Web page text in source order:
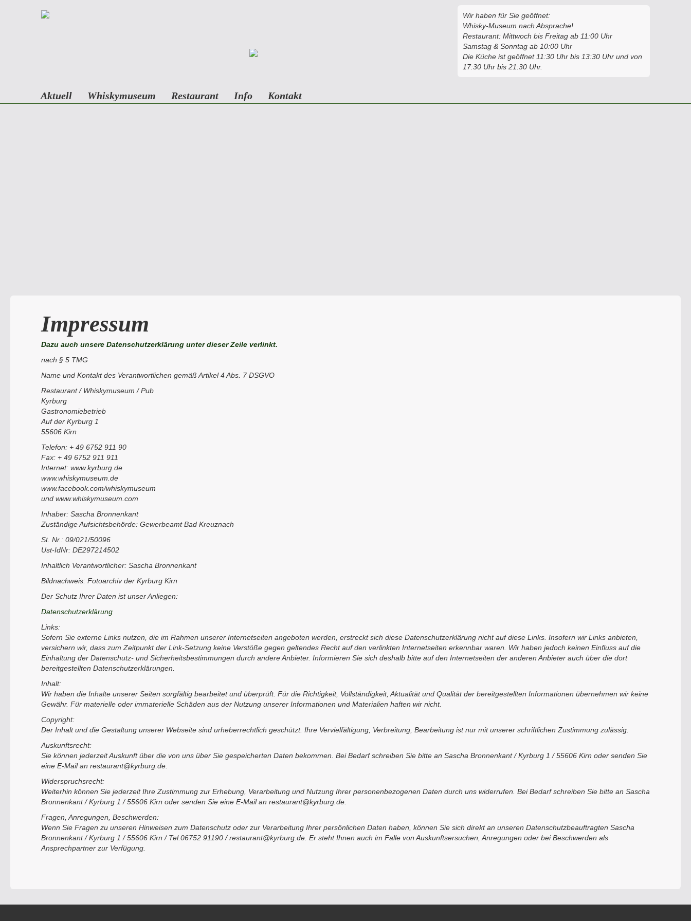
Aktuell Whiskymuseum Restaurant Info Kontakt
Wir haben für Sie geöffnet:
Whisky-Museum nach Absprache!
Restaurant: Mittwoch bis Freitag ab 11:00 Uhr
Samstag & Sonntag ab 10:00 Uhr
Die Küche ist geöffnet 11:30 Uhr bis 13:30 Uhr und von
17:30 Uhr bis 21:30 Uhr.
Impressum
Dazu auch unsere Datenschutzerklärung unter dieser Zeile verlinkt.
nach § 5 TMG
Name und Kontakt des Verantwortlichen gemäß Artikel 4 Abs. 7 DSGVO
Restaurant / Whiskymuseum / Pub
Kyrburg
Gastronomiebetrieb
Auf der Kyrburg 1
55606 Kirn
Telefon: + 49 6752 911 90
Fax: + 49 6752 911 911
Internet: www.kyrburg.de
www.whiskymuseum.de
www.facebook.com/whiskymuseum
und www.whiskymuseum.com
Inhaber: Sascha Bronnenkant
Zuständige Aufsichtsbehörde: Gewerbeamt Bad Kreuznach
St. Nr.: 09/021/50096
Ust-IdNr: DE297214502
Inhaltlich Verantwortlicher: Sascha Bronnenkant
Bildnachweis: Fotoarchiv der Kyrburg Kirn
Der Schutz Ihrer Daten ist unser Anliegen:
Datenschutzerklärung
Links:
Sofern Sie externe Links nutzen, die im Rahmen unserer Internetseiten angeboten werden, erstreckt sich diese Datenschutzerklärung nicht auf diese Links. Insofern wir Links anbieten,
versichern wir, dass zum Zeitpunkt der Link-Setzung keine Verstöße gegen geltendes Recht auf den verlinkten Internetseiten erkennbar waren. Wir haben jedoch keinen Einfluss auf die
Einhaltung der Datenschutz- und Sicherheitsbestimmungen durch andere Anbieter. Informieren Sie sich deshalb bitte auf den Internetseiten der anderen Anbieter auch über die dort
bereitgestellten Datenschutzerklärungen.
Inhalt:
Wir haben die Inhalte unserer Seiten sorgfältig bearbeitet und überprüft. Für die Richtigkeit, Vollständigkeit, Aktualität und Qualität der bereitgestellten Informationen übernehmen wir keine
Gewähr. Für materielle oder immaterielle Schäden aus der Nutzung unserer Informationen und Materialien haften wir nicht.
Copyright:
Der Inhalt und die Gestaltung unserer Webseite sind urheberrechtlich geschützt. Ihre Vervielfältigung, Verbreitung, Bearbeitung ist nur mit unserer schriftlichen Zustimmung zulässig.
Auskunftsrecht:
Sie können jederzeit Auskunft über die von uns über Sie gespeicherten Daten bekommen. Bei Bedarf schreiben Sie bitte an Sascha Bronnenkant / Kyrburg 1 / 55606 Kirn oder senden Sie
eine E-Mail an restaurant@kyrburg.de.
Widerspruchsrecht:
Weiterhin können Sie jederzeit Ihre Zustimmung zur Erhebung, Verarbeitung und Nutzung Ihrer personenbezogenen Daten durch uns widerrufen. Bei Bedarf schreiben Sie bitte an Sascha
Bronnenkant / Kyrburg 1 / 55606 Kirn oder senden Sie eine E-Mail an restaurant@kyrburg.de.
Fragen, Anregungen, Beschwerden:
Wenn Sie Fragen zu unseren Hinweisen zum Datenschutz oder zur Verarbeitung Ihrer persönlichen Daten haben, können Sie sich direkt an unseren Datenschutzbeauftragten Sascha
Bronnenkant / Kyrburg 1 / 55606 Kirn / Tel.06752 91190 / restaurant@kyrburg.de. Er steht Ihnen auch im Falle von Auskunftsersuchen, Anregungen oder bei Beschwerden als
Ansprechpartner zur Verfügung.